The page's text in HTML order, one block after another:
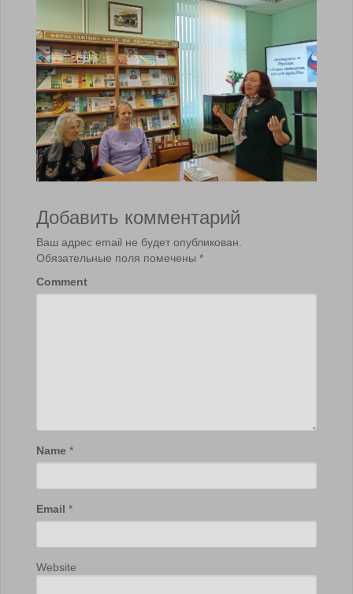
Добавить комментарий
Ваш адрес email не будет опубликован.
Обязательные поля помечены *
Comment
Name *
Email *
Website